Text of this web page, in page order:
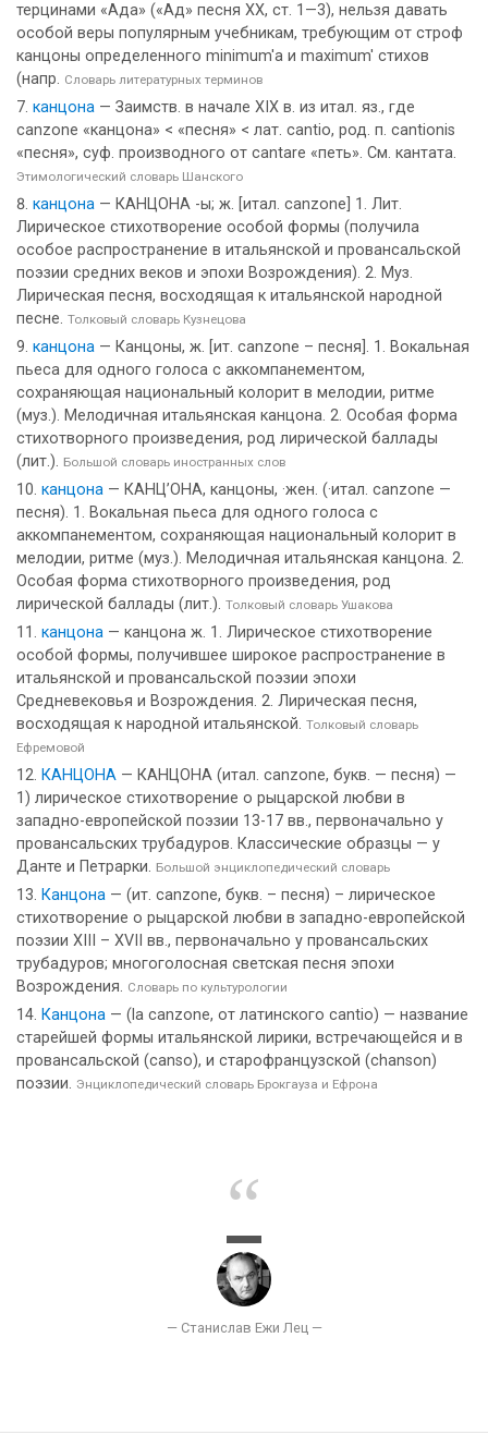
терцинами «Ада» («Ад» песня XX, ст. 1—3), нельзя давать
особой веры популярным учебникам, требующим от строф
канцоны определенного minimum'a и maximum' стихов
(напр. Словарь литературных терминов
канцона — Заимств. в начале XIX в. из итал. яз., где
canzone «канцона» < «песня» < лат. cantio, род. п. cantionis
«песня», суф. производного от cantare «петь». См. кантата.
Этимологический словарь Шанского
канцона — КАНЦОНА -ы; ж. [итал. canzone] 1. Лит.
Лирическое стихотворение особой формы (получила
особое распространение в итальянской и провансальской
поэзии средних веков и эпохи Возрождения). 2. Муз.
Лирическая песня, восходящая к итальянской народной
песне. Толковый словарь Кузнецова
канцона — Канцоны, ж. [ит. canzone – песня]. 1. Вокальная
пьеса для одного голоса с аккомпанементом,
сохраняющая национальный колорит в мелодии, ритме
(муз.). Мелодичная итальянская канцона. 2. Особая форма
стихотворного произведения, род лирической баллады
(лит.). Большой словарь иностранных слов
канцона — КАНЦ’ОНА, канцоны, ·жен. (·итал. canzone —
песня). 1. Вокальная пьеса для одного голоса с
аккомпанементом, сохраняющая национальный колорит в
мелодии, ритме (муз.). Мелодичная итальянская канцона. 2.
Особая форма стихотворного произведения, род
лирической баллады (лит.). Толковый словарь Ушакова
канцона — канцона ж. 1. Лирическое стихотворение
особой формы, получившее широкое распространение в
итальянской и провансальской поэзии эпохи
Средневековья и Возрождения. 2. Лирическая песня,
восходящая к народной итальянской. Толковый словарь
Ефремовой
КАНЦОНА — КАНЦОНА (итал. canzone, букв. — песня) —
1) лирическое стихотворение о рыцарской любви в
западно-европейской поэзии 13-17 вв., первоначально у
провансальских трубадуров. Классические образцы — у
Данте и Петрарки. Большой энциклопедический словарь
Канцона — (ит. canzone, букв. – песня) – лирическое
стихотворение о рыцарской любви в западно-европейской
поэзии XIII – XVII вв., первоначально у провансальских
трубадуров; многоголосная светская песня эпохи
Возрождения. Словарь по культурологии
Канцона — (la canzone, от латинского cantio) — название
старейшей формы итальянской лирики, встречающейся и в
провансальской (canso), и старофранцузской (chanson)
поэзии. Энциклопедический словарь Брокгауза и Ефрона